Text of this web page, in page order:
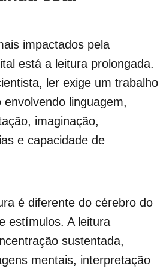
impactados pela
está a leitura prolongada.
ler exige um trabalho
envolvendo linguagem,
imaginação,
e capacidade de
é diferente do cérebro do
estímulos. A leitura
sustentada,
mentais, interpretação